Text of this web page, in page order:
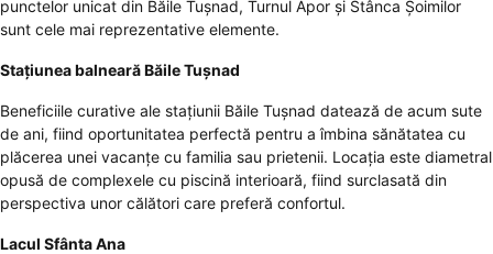
punctelor unicat din Băile Tușnad, Turnul Apor și Stânca Șoimilor
sunt cele mai reprezentative elemente.
Stațiunea balneară Băile Tușnad
Beneficiile curative ale stațiunii Băile Tușnad datează de acum sute
de ani, fiind oportunitatea perfectă pentru a îmbina sănătatea cu
plăcerea unei vacanțe cu familia sau prietenii. Locația este diametral
opusă de complexele cu piscină interioară, fiind surclasată din
perspectiva unor călători care preferă confortul.
Lacul Sfânta Ana